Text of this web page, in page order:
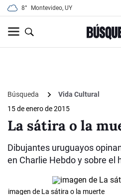
8° Montevideo, UY
Búsqueda
Vida Cultural
15 de enero de 2015
La sátira o la
Dibujantes uruguayos
en Charlie Hebdo y sobre el
imagen de La sátira o la muerte